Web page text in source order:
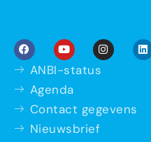
ANBI-status
Agenda
Contact gegevens
Nieuwsbrief